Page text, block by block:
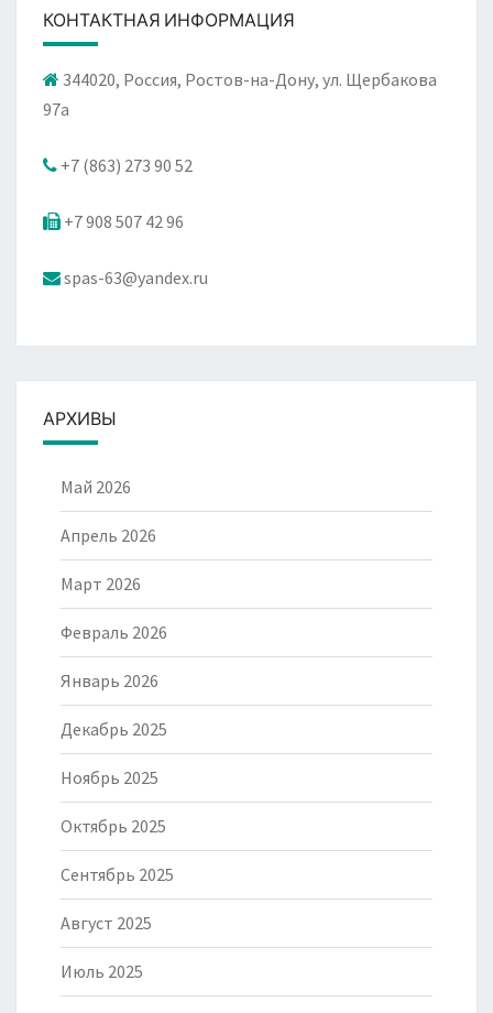
КОНТАКТНАЯ ИНФОРМАЦИЯ
344020, Россия, Ростов-на-Дону, ул. Щербакова
97а
+7 (863) 273 90 52
+7 908 507 42 96
spas-63@yandex.ru
АРХИВЫ
Май 2026
Апрель 2026
Март 2026
Февраль 2026
Январь 2026
Декабрь 2025
Ноябрь 2025
Октябрь 2025
Сентябрь 2025
Август 2025
Июль 2025